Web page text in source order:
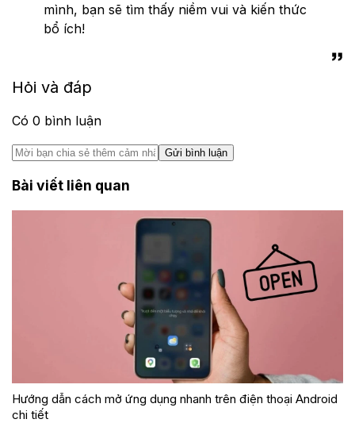
mình, bạn sẽ tìm thấy niềm vui và kiến thức
bổ ích!
Hỏi và đáp
Có 0 bình luận
Gửi bình luận
Bài viết liên quan
Hướng dẫn cách mở ứng dụng nhanh trên điện thoại Android
chi tiết